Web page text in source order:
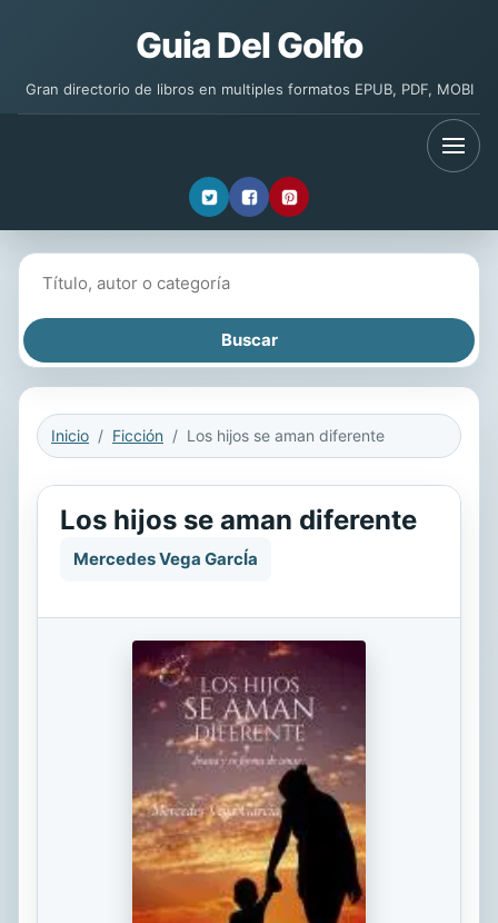
Guia Del Golfo
Gran directorio de libros en multiples formatos EPUB, PDF, MOBI
Inicio Ficción Los hijos se aman diferente
Los hijos se aman diferente
Mercedes Vega GarcÍa